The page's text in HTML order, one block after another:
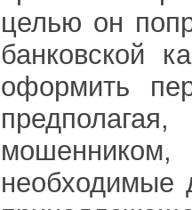
целью он
банковской
оформить
необходимые